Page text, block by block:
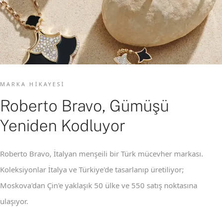
MARKA HIKAYESI
Roberto Bravo, Gümüşü
Yeniden Kodluyor
Roberto Bravo, İtalyan menşeili bir Türk mücevher markası.
Koleksiyonlar İtalya ve Türkiye'de tasarlanıp üretiliyor;
Moskova'dan Çin'e yaklaşık 50 ülke ve 550 satış noktasına
ulaşıyor.